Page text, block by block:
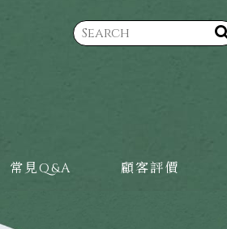
常見Q&A 顧客評價